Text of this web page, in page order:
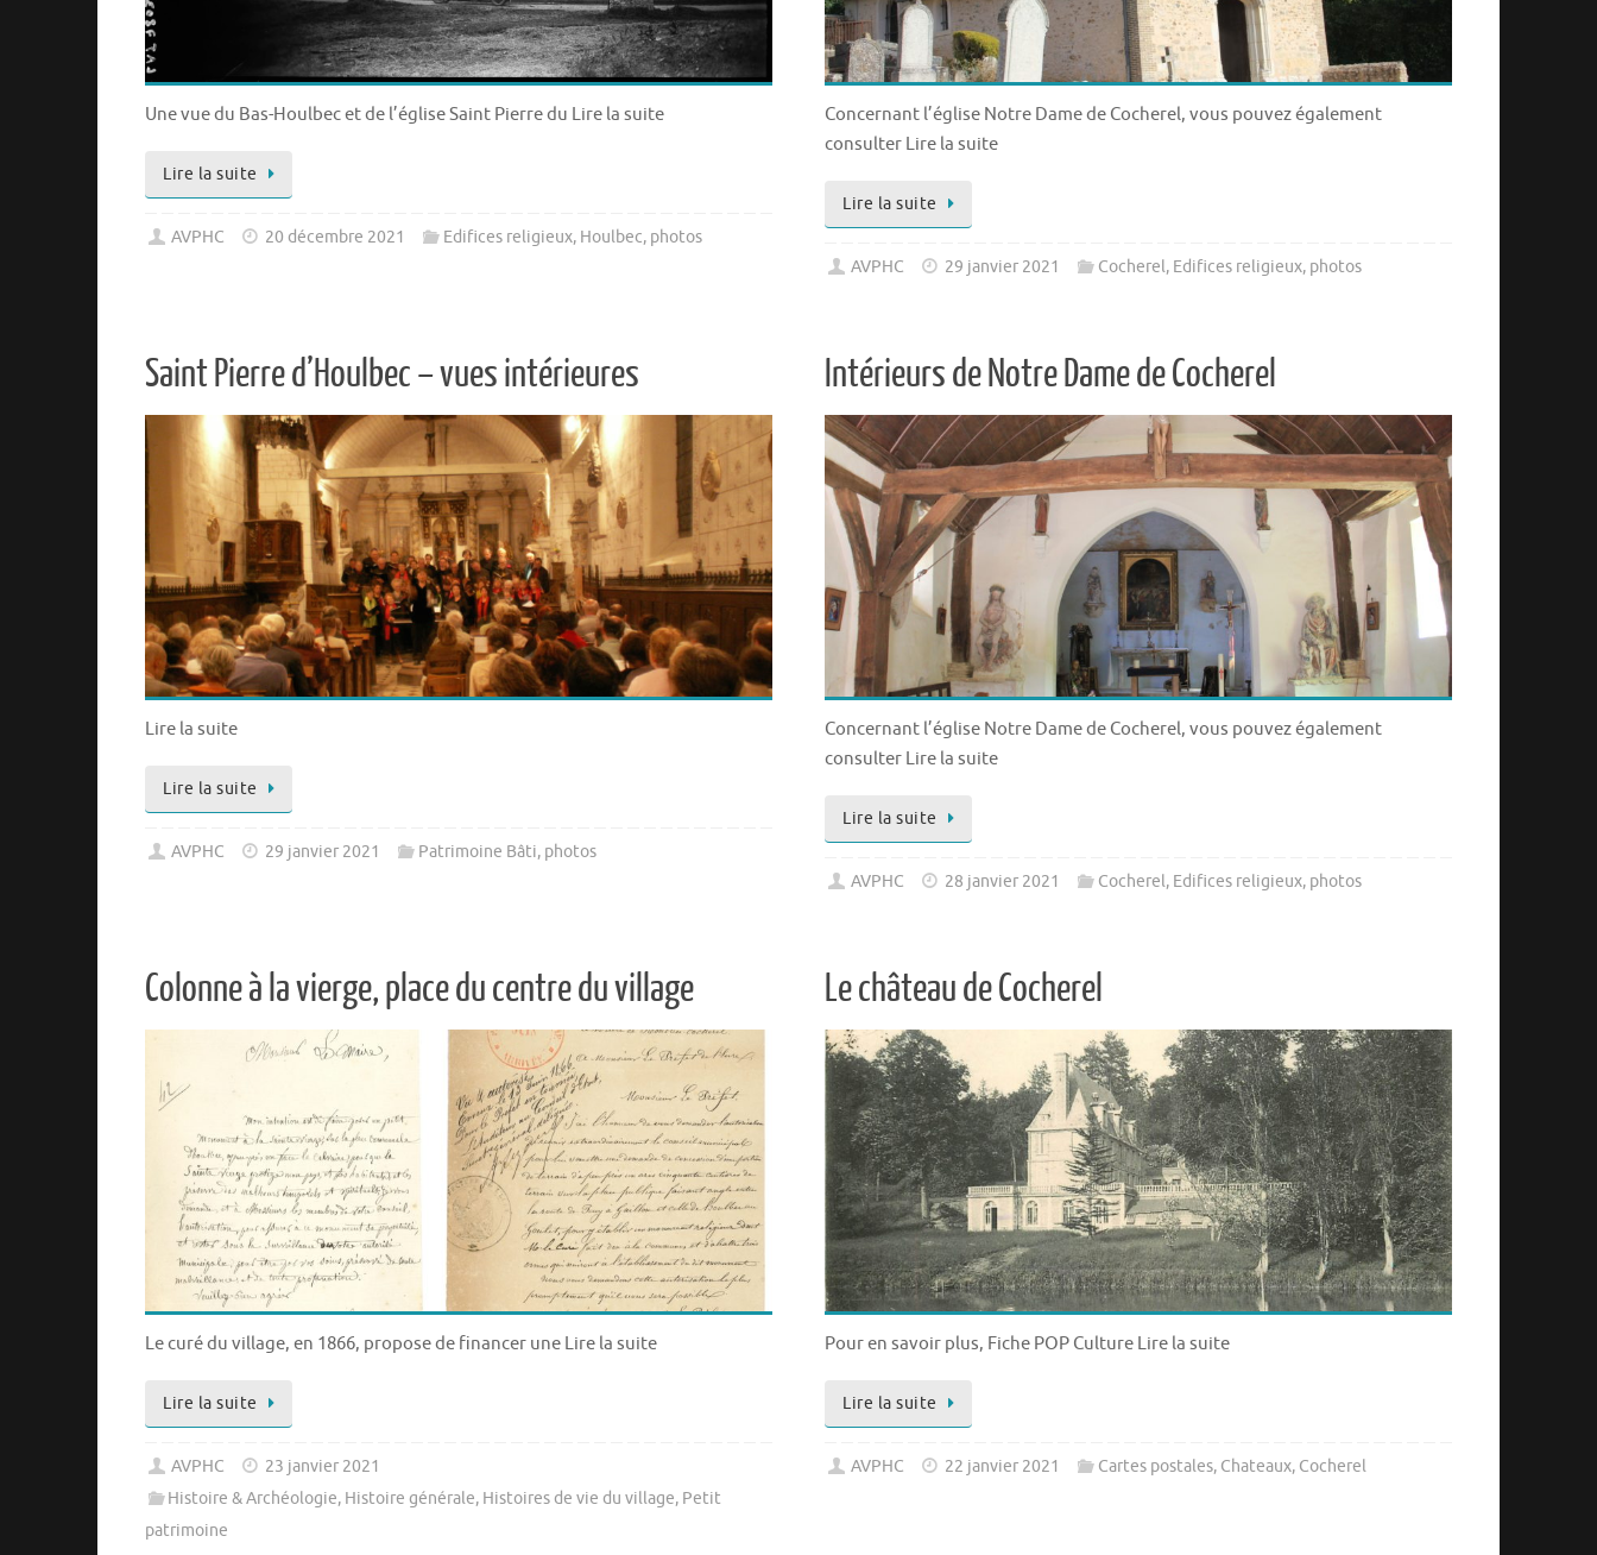
Une vue du Bas-Houlbec et de l’église Saint Pierre du Lire la suite
Lire la suite
AVPHC 20 décembre 2021 Edifices religieux, Houlbec, photos
Concernant l’église Notre Dame de Cocherel, vous pouvez également
consulter Lire la suite
Lire la suite
AVPHC 29 janvier 2021 Cocherel, Edifices religieux, photos
Saint Pierre d’Houlbec – vues intérieures
Lire la suite
Lire la suite
AVPHC 29 janvier 2021 Patrimoine Bâti, photos
Intérieurs de Notre Dame de Cocherel
Concernant l’église Notre Dame de Cocherel, vous pouvez également
consulter Lire la suite
Lire la suite
AVPHC 28 janvier 2021 Cocherel, Edifices religieux, photos
Colonne à la vierge, place du centre du village
Le curé du village, en 1866, propose de financer une Lire la suite
Lire la suite
AVPHC
23 janvier 2021
Histoire & Archéologie, Histoire générale, Histoires de vie du village, Petit
patrimoine
Le château de Cocherel
Pour en savoir plus, Fiche POP Culture Lire la suite
Lire la suite
AVPHC 22 janvier 2021 Cartes postales, Chateaux, Cocherel